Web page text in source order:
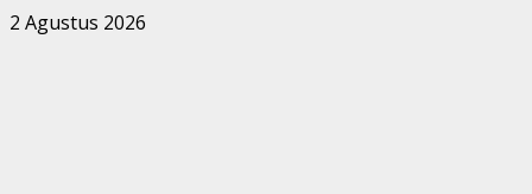
2 Agustus 2026